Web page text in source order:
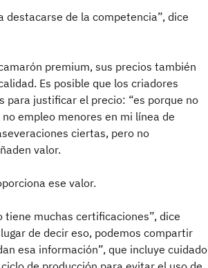
destacarse de la competencia”, dice
premium, sus precios también
Es posible que los criadores
para justificar el precio: “es porque no
empleo menores en mi línea de
ciertas, pero no
valor.
ese valor.
tiene muchas certificaciones”, dice
de decir eso, podemos compartir
esa información”, que incluye cuidado